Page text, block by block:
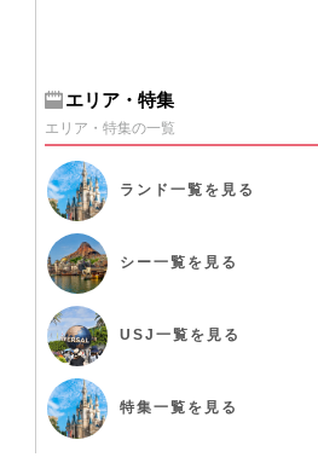
エリア・特集
エリア・特集の一覧
ランド 一覧を見る
シー一覧を見る
USJ 一覧を見る
特集一覧を見る